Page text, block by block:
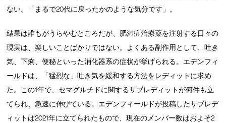
ない。「まるで20代に戻ったかのような気分です」。
結果は誰もがうらやむところだが、肥満症治療薬を注射する日々の
現実は、楽しいことばかりではない。よくある副作用として、吐き
気、下痢、便秘といった消化器系の症状が挙げられる。エデンフィ
ールドは、「猛烈な」吐き気を緩和する方法をレディットに求め
た。この1年で、セマグルチドに関するサブレディットが何件も立
てられ、急速に伸びている。エデンフィールドが投稿したサブレデ
ィットは2021年に立てられたもので、現在のメンバー数はおよそ2